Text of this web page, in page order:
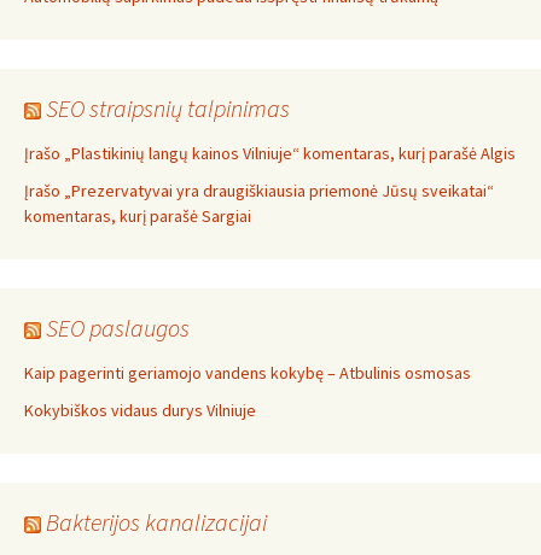
SEO straipsnių talpinimas
Įrašo „Plastikinių langų kainos Vilniuje“ komentaras, kurį parašė Algis
Įrašo „Prezervatyvai yra draugiškiausia priemonė Jūsų sveikatai“
komentaras, kurį parašė Sargiai
SEO paslaugos
Kaip pagerinti geriamojo vandens kokybę – Atbulinis osmosas
Kokybiškos vidaus durys Vilniuje
Bakterijos kanalizacijai